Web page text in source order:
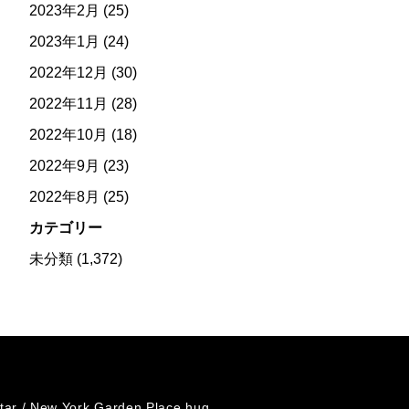
2023年2月 (25)
2023年1月 (24)
2022年12月 (30)
2022年11月 (28)
2022年10月 (18)
2022年9月 (23)
2022年8月 (25)
カテゴリー
未分類(1,372)